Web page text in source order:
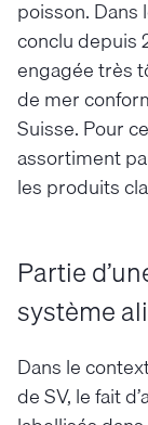
poisson. Dans
conclu depuis
engagée très
de mer
Suisse. Pour
assortiment
les produits
Partie
système
Dans le
de SV, le fait